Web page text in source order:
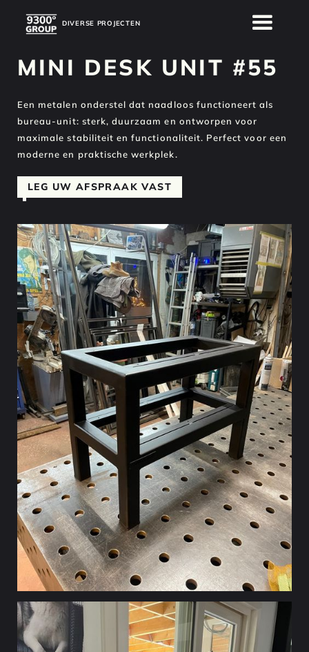
DIVERSE PROJECTEN
DIVERSE PROJECTEN
MINI DESK UNIT #55
Een metalen onderstel dat naadloos functioneert als
bureau-unit: sterk, duurzaam en ontworpen voor
maximale stabiliteit en functionaliteit. Perfect voor een
moderne en praktische werkplek.
LEG UW AFSPRAAK VAST